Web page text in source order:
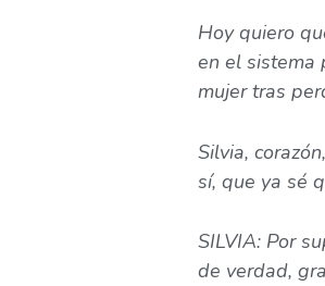
Hoy quiero
en el sistema
mujer tras
Silvia,
sí, que ya sé
SILVIA: Por
de verdad,